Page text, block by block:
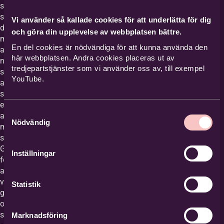
Vi använder så kallade cookies för att underlätta för dig
och göra din upplevelse av webbplatsen bättre.
En del cookies är nödvändiga för att kunna använda den
här webbplatsen. Andra cookies placeras ut av
tredjepartstjänster som vi använder oss av, till exempel
YouTube.
Nödvändig
Inställningar
Statistik
Marknadsföring
som
stärker
deltagarnas
möjligheter
att
närma
sig
arbete,
studier
eller
annan
meningsfull
sysselsättning.
Genom
folkbildande
aktiviteter,
vägledning,
gruppverksamhet
och
socialt